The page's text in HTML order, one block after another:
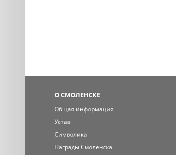
О СМОЛЕНСКЕ
Общая информация
Устав
Символика
Награды Смоленска